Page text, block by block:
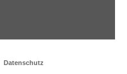
Datenschutz